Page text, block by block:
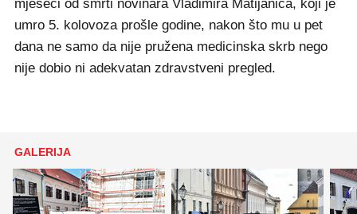
mjeseci od smrti novinara Vladimira Matijanića, koji je
umro 5. kolovoza prošle godine, nakon što mu u pet
dana ne samo da nije pružena medicinska skrb nego
nije dobio ni adekvatan zdravstveni pregled.
GALERIJA